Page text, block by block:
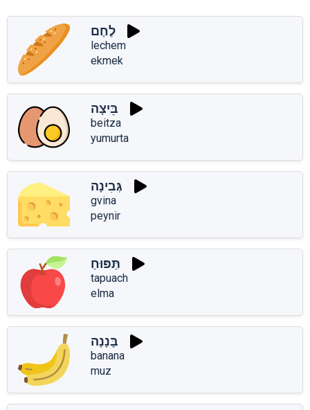
לֶחֶם
lechem
ekmek
בֵּיצָה
beitza
yumurta
גְּבִינָה
gvina
peynir
תַּפּוּחַ
tapuach
elma
בָּנָנָה
banana
muz